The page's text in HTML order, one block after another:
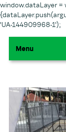
window.dataLayer
'UA-144909968-1');
Menu